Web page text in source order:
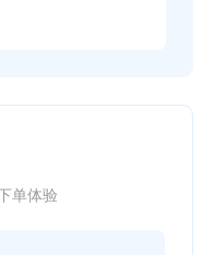
单体验